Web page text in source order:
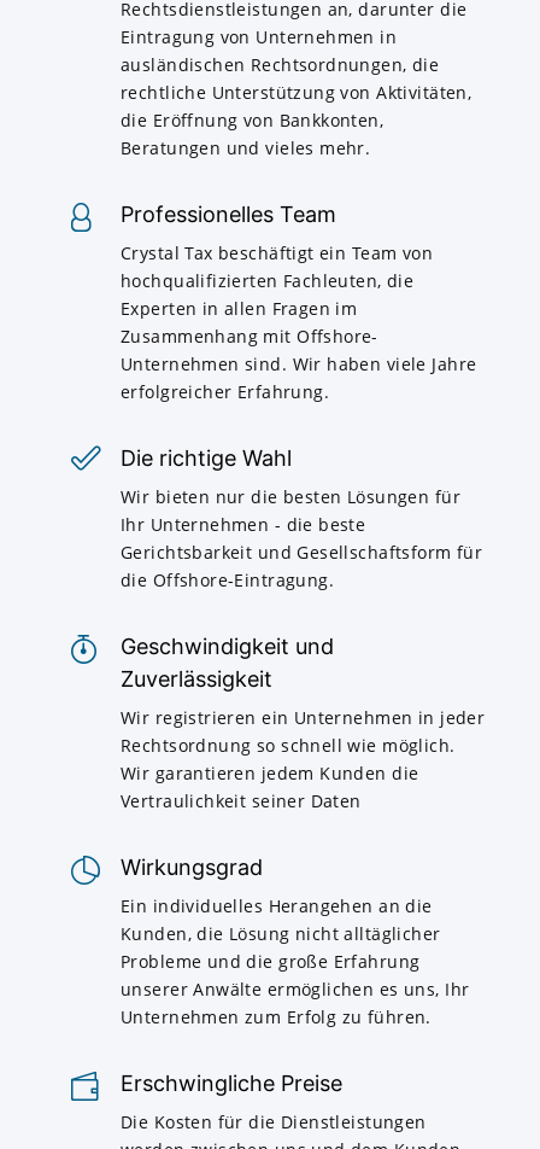
Rechtsdienstleistungen an, darunter die
Eintragung von Unternehmen in
ausländischen Rechtsordnungen, die
rechtliche Unterstützung von Aktivitäten,
die Eröffnung von Bankkonten,
Beratungen und vieles mehr.
Professionelles Team
Crystal Tax beschäftigt ein Team von
hochqualifizierten Fachleuten, die
Experten in allen Fragen im
Zusammenhang mit Offshore-
Unternehmen sind. Wir haben viele Jahre
erfolgreicher Erfahrung.
Die richtige Wahl
Wir bieten nur die besten Lösungen für
Ihr Unternehmen - die beste
Gerichtsbarkeit und Gesellschaftsform für
die Offshore-Eintragung.
Geschwindigkeit und
Zuverlässigkeit
Wir registrieren ein Unternehmen in jeder
Rechtsordnung so schnell wie möglich.
Wir garantieren jedem Kunden die
Vertraulichkeit seiner Daten
Wirkungsgrad
Ein individuelles Herangehen an die
Kunden, die Lösung nicht alltäglicher
Probleme und die große Erfahrung
unserer Anwälte ermöglichen es uns, Ihr
Unternehmen zum Erfolg zu führen.
Erschwingliche Preise
Die Kosten für die Dienstleistungen